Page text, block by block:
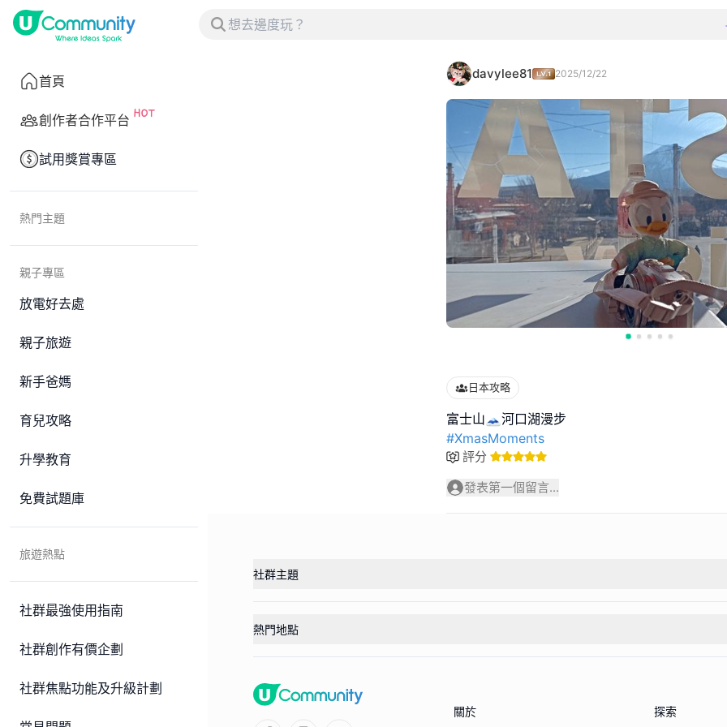
首頁
創作者合作平台
試用獎賞專區
熱門主題
親子專區
放電好去處
親子旅遊
新手爸媽
育兒攻略
升學教育
免費試題庫
旅遊熱點
社群最強使用指南
社群創作有價企劃
社群焦點功能及升級計劃
davylee81 2025/12/22
日本攻略
#XmasMoments
評分
發表第一個留言...
社群主題
熱門地點
關於 探索